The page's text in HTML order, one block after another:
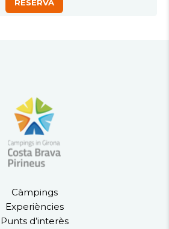
Càmpings
Experiències
Punts d’interès